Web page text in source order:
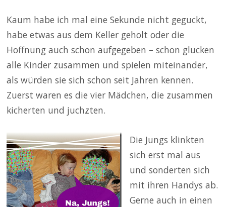
Kaum habe ich mal eine Sekunde nicht geguckt,
habe etwas aus dem Keller geholt oder die
Hoffnung auch schon aufgegeben – schon glucken
alle Kinder zusammen und spielen miteinander,
als würden sie sich schon seit Jahren kennen.
Zuerst waren es die vier Mädchen, die zusammen
kicherten und juchzten.
Die Jungs klinkten
sich erst mal aus
und sonderten sich
mit ihren Handys ab.
Gerne auch in einen